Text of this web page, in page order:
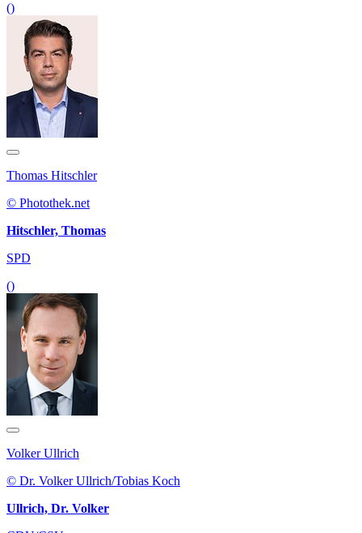
()
Thomas Hitschler
© Photothek.net
Hitschler, Thomas
SPD
()
Volker Ullrich
© Dr. Volker Ullrich/Tobias Koch
Ullrich, Dr. Volker